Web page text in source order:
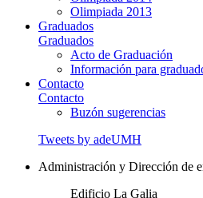
Olimpiada 2013
Graduados
Graduados
Acto de Graduación
Información para
Contacto
Contacto
Buzón sugerencias
Tweets by adeUMH
Administración y Dirección de
Edificio La Galia